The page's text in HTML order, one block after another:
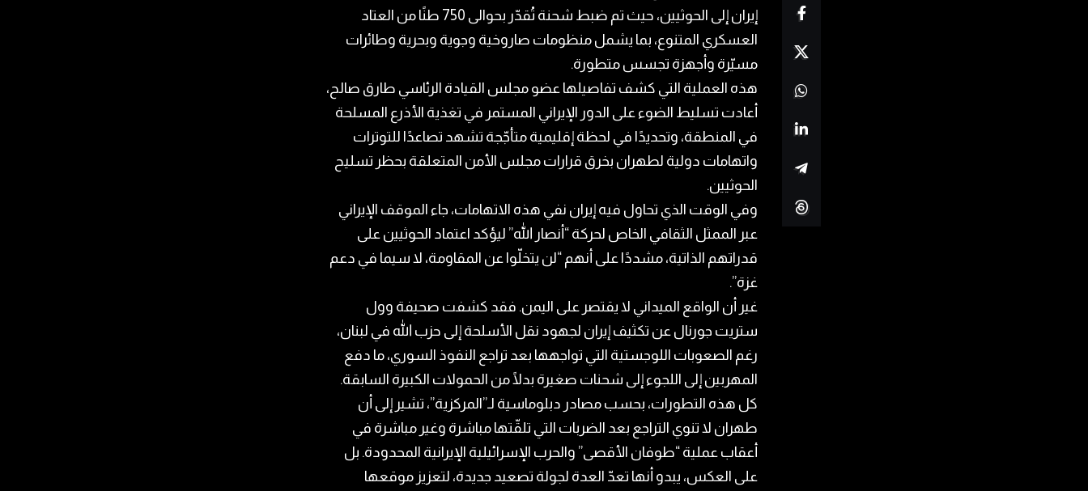
إيران إلى الحوثيين، حيث تم ضبط شحنة تُقدّر بحوالى 750 طنًا من العتاد
العسكري المتنوع، بما يشمل منظومات صاروخية وجوية وبحرية وطائرات
مسيّرة وأجهزة تجسس متطورة.
هذه العملية التي كشف تفاصيلها عضو مجلس القيادة الرئاسي طارق صالح،
أعادت تسليط الضوء على الدور الإيراني المستمر في تغذية الأذرع المسلحة
في المنطقة، وتحديدًا في لحظة إقليمية متأجّجة تشهد تصاعدًا للتوترات
واتهامات دولية لطهران بخرق قرارات مجلس الأمن المتعلقة بحظر تسليح
الحوثيين.
وفي الوقت الذي تحاول فيه إيران نفي هذه الاتهامات، جاء الموقف الإيراني
عبر الممثل الثقافي الخاص لحركة “أنصار الله” ليؤكد اعتماد الحوثيين على
قدراتهم الذاتية، مشددًا على أنهم “لن يتخلّوا عن المقاومة، لا سيما في دعم
غزة”.
غير أن الواقع الميداني لا يقتصر على اليمن. فقد كشفت صحيفة وول
ستريت جورنال عن تكثيف إيران لجهود نقل الأسلحة إلى حزب الله في لبنان،
رغم الصعوبات اللوجستية التي تواجهها بعد تراجع النفوذ السوري، ما دفع
المهربين إلى اللجوء إلى شحنات صغيرة بدلًا من الحمولات الكبيرة السابقة.
كل هذه التطورات، بحسب مصادر دبلوماسية لـ”المركزية”، تشير إلى أن
طهران لا تنوي التراجع بعد الضربات التي تلقّتها مباشرة وغير مباشرة في
أعقاب عملية “طوفان الأقصى” والحرب الإسرائيلية الإيرانية المحدودة. بل
على العكس، يبدو أنها تعدّ العدة لجولة تصعيد جديدة، لتعزيز موقعها